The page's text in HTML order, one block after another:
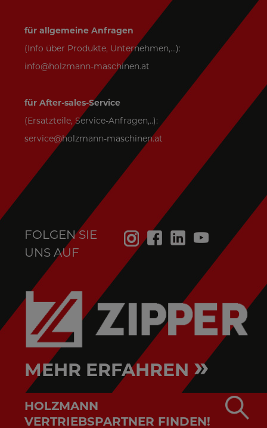
für allgemeine Anfragen
(Info über Produkte, Unternehmen,...):
info@holzmann-maschinen.at
für After-sales-Service
(Ersatzteile, Service-Anfragen,..):
service@holzmann-maschinen.at
FOLGEN SIE
UNS AUF
MEHR ERFAHREN »
HOLZMANN
VERTRIEBSPARTNER FINDEN!